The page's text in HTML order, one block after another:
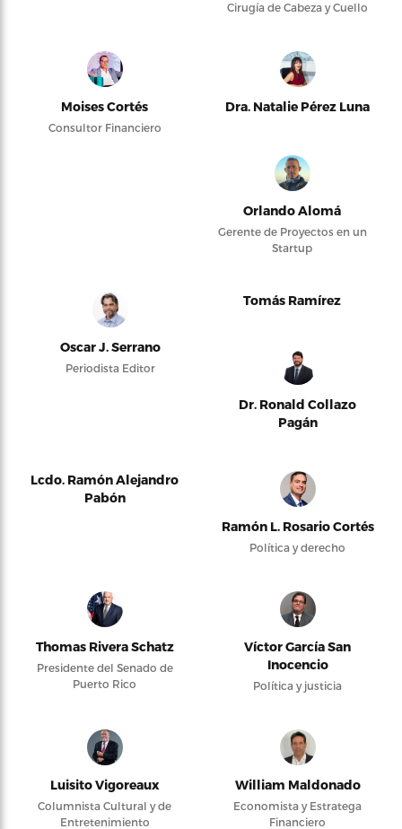
Cirugía de Cabeza y Cuello
Moises Cortés
Consultor Financiero
Dra. Natalie Pérez Luna
Orlando Alomá
Gerente de Proyectos en un
Startup
Oscar J. Serrano
Periodista Editor
Tomás Ramírez
Dr. Ronald Collazo
Pagán
Lcdo. Ramón Alejandro
Pabón
Ramón L. Rosario Cortés
Política y derecho
Thomas Rivera Schatz
Presidente del Senado de
Puerto Rico
Víctor García San
Inocencio
Política y justicia
Luisito Vigoreaux
Columnista Cultural y de
Entretenimiento
William Maldonado
Economista y Estratega
Financiero